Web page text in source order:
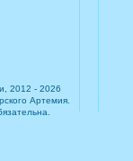
2012 - 2026
Артемия.